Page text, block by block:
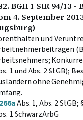
BGH 1 StR 94/13 -
4. September
und
1 und Abs. 2 StGB);
ohne
266aAbs. 1, Abs. 2 StGB; §
1 SchwarzArbG